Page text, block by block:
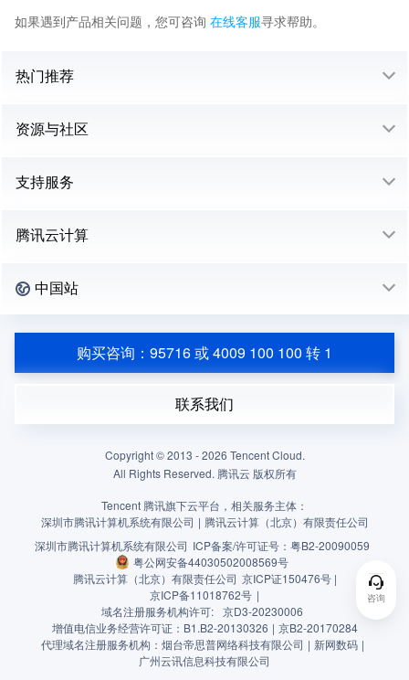
如果遇到产品相关问题，您可咨询 在线客服寻求帮助。
咨询
热门推荐
资源与社区
支持服务
腾讯云计算
中国站
购买咨询：95716 或 4009 100 100 转 1
联系我们
Copyright © 2013 -2026 Tencent Cloud.
All Rights Reserved. 腾讯云 版权所有
Tencent 腾讯旗下云平台，相关服务主体：
深圳市腾讯计算机系统有限公司 | 腾讯云计算（北京）有限责任公司
深圳市腾讯计算机系统有限公司 ICP备案/许可证号： 粤B2-20090059
粤公网安备44030502008569号
腾讯云计算（北京）有限责任公司 京ICP证150476号 |
京ICP备11018762号 |
域名注册服务机构许可: 京D3-20230006
增值电信业务经营许可证：B1.B2-20130326 | 京B2-20170284
代理域名注册服务机构：烟台帝思普网络科技有限公司 | 新网数码 |
广州云讯信息科技有限公司